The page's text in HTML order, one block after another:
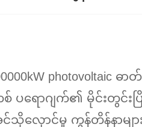
500000kW
ပရောဂျက်၏ မိုင်းတွင်
လှောင်မှု ကွန်တိန်နာမျာ